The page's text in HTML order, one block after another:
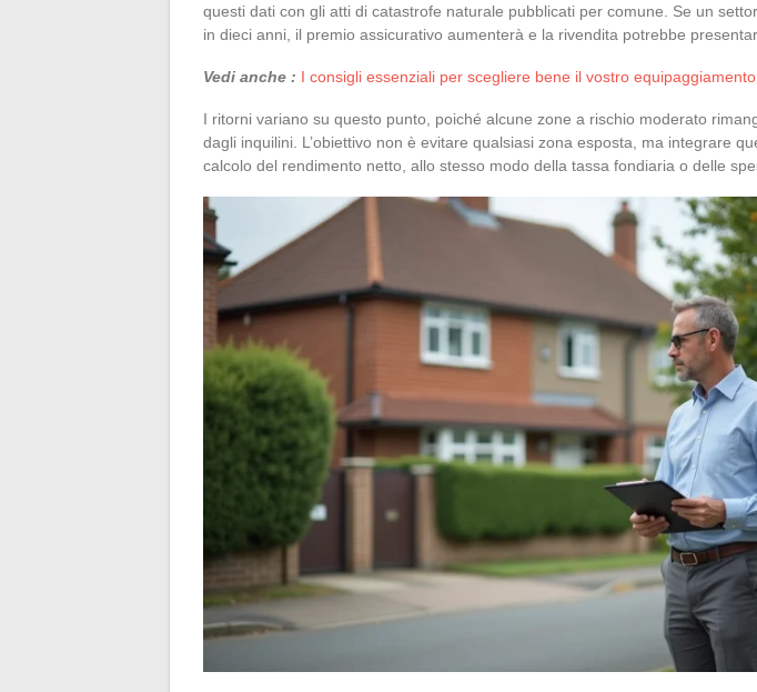
questi dati con gli atti di catastrofe naturale pubblicati per comune. Se un
in dieci anni, il premio assicurativo aumenterà e la rivendita potrebbe
Vedi anche : I consigli essenziali per scegliere bene il vostro
I ritorni variano su questo punto, poiché alcune zone a rischio moderato
dagli inquilini. L’obiettivo non è evitare qualsiasi zona esposta, ma integrare
calcolo del rendimento netto, allo stesso modo della tassa fondiaria o delle